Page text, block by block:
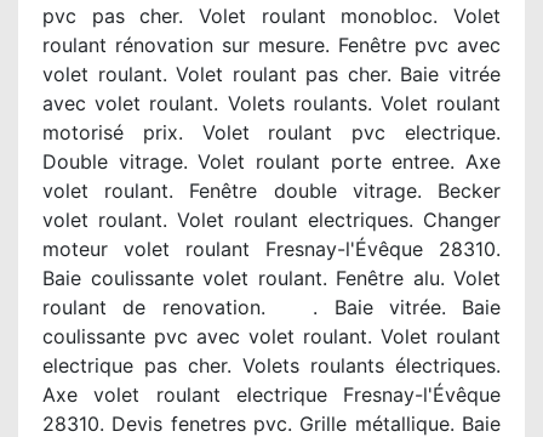
pvc pas cher. Volet roulant monobloc. Volet
roulant rénovation sur mesure. Fenêtre pvc avec
volet roulant. Volet roulant pas cher. Baie vitrée
avec volet roulant. Volets roulants. Volet roulant
motorisé prix. Volet roulant pvc electrique.
Double vitrage. Volet roulant porte entree. Axe
volet roulant. Fenêtre double vitrage. Becker
volet roulant. Volet roulant electriques. Changer
moteur volet roulant Fresnay-l'Évêque 28310.
Baie coulissante volet roulant. Fenêtre alu. Volet
roulant de renovation. . Baie vitrée. Baie
coulissante pvc avec volet roulant. Volet roulant
electrique pas cher. Volets roulants électriques.
Axe volet roulant electrique Fresnay-l'Évêque
28310. Devis fenetres pvc. Grille métallique. Baie